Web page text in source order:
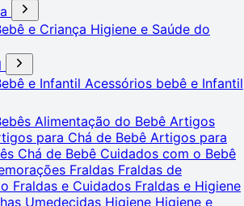
e Criança Higiene e Saúde do
e Infantil Acessórios bebê e Infantil
Alimentação do Bebê Artigos
para Chá de Bebê Artigos para
Chá de Bebê Cuidados com o Bebê
Fraldas Fraldas de
Fraldas e Cuidados Fraldas e Higiene
Umedecidas Higiene Higiene e